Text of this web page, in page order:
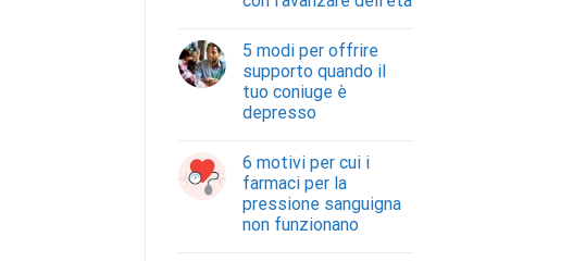
5 modi per offrire
supporto quando il
tuo coniuge è
depresso
6 motivi per cui i
farmaci per la
pressione sanguigna
non funzionano